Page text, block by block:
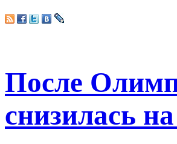
После
снизилась